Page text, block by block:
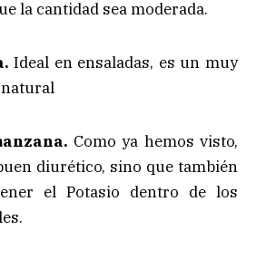
la cantidad sea moderada.
Ideal en ensaladas, es un muy
Como ya hemos visto,
diurético, sino que también
el Potasio dentro de los